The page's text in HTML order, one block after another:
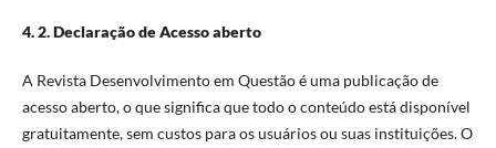
4. 2. Declaração de Acesso aberto
A Revista Desenvolvimento em Questão é uma publicação de
acesso aberto, o que significa que todo o conteúdo está disponível
gratuitamente, sem custos para os usuários ou suas instituições. O